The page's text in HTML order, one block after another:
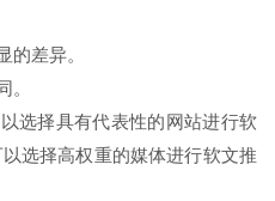
的差异。
。
选择具有代表性的网站进行软
选择高权重的媒体进行软文推